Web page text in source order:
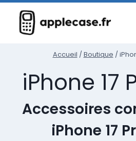
Accueil / Boutique /
iPhone 17
Accessoires
iPhone 17